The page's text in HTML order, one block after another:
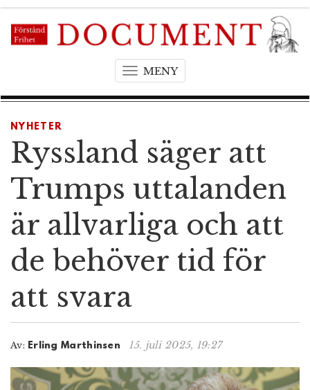
MENYT
g
e
n
a
g
a
t
n
NYHETER
Ryssland säger att
Trumps uttalanden
är allvarliga och att
de behöver tid för
att svara
Av: Erling Marthinsen 15. juli 2025, 19:27